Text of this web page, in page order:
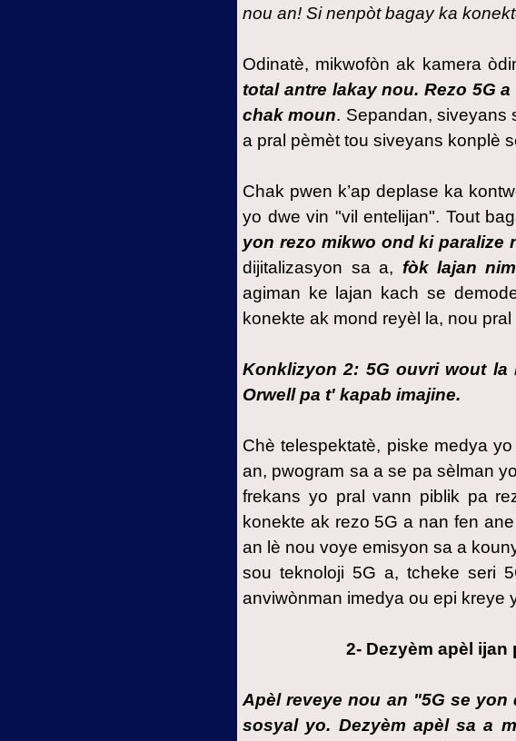
nou an! Si nenpòt bagay ka
Odinatè, mikwofòn ak kamera
total antre lakay nou. Rezo 5G
chak moun. Sepandan, siveyans
a pral pèmèt tou siveyans konplè
Chak pwen k’ap deplase ka
yo dwe vin "vil entelijan". Tout
yon rezo mikwo ond ki paralize
dijitalizasyon sa a, fòk lajan
agiman ke lajan kach se
konekte ak mond reyèl la, nou
Konklizyon 2: 5G ouvri wout
Orwell pa t' kapab imajine.
Chè telespektatè, piske medya
an, pwogram sa a se pa sèlman
frekans yo pral vann piblik pa
konekte ak rezo 5G a nan fen
an lè nou voye emisyon sa a
sou teknoloji 5G a, tcheke seri
anviwònman imedya ou epi kreye
2- Dezyèm apèl
Apèl reveye nou an "5G se
sosyal yo. Dezyèm apèl sa a